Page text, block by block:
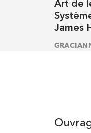
Art de
James